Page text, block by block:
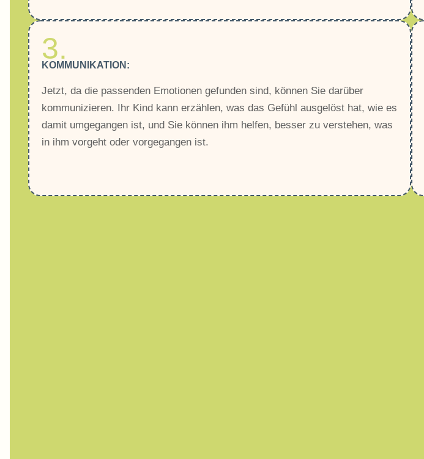
3.
KOMMUNIKATION:
Jetzt, da die passenden Emotionen gefunden sind, können Sie darüber
kommunizieren. Ihr Kind kann erzählen, was das Gefühl ausgelöst hat, wie es
damit umgegangen ist, und Sie können ihm helfen, besser zu verstehen, was
in ihm vorgeht oder vorgegangen ist.